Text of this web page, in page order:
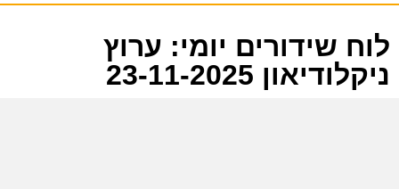
לוח שידורים יומי: ערוץ
ניקלודיאון 23-11-2025